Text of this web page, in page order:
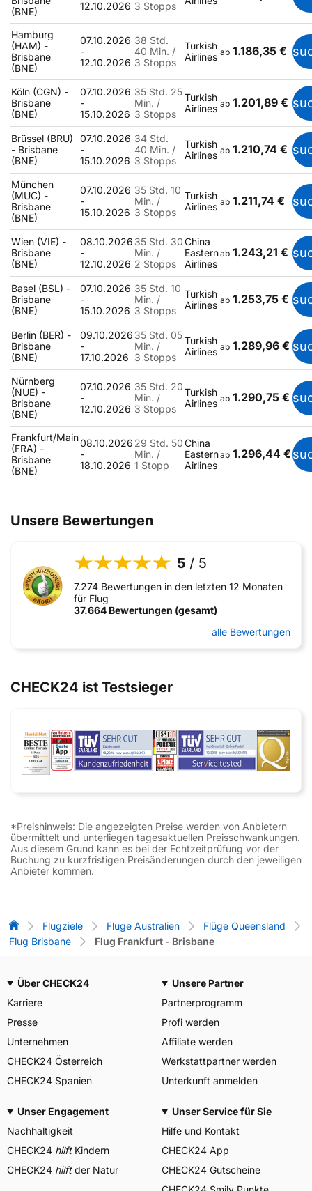
(BNE)
12.10.2026 3 Stopps
Hamburg
(HAM) -
Brisbane
(BNE)
07.10.2026
-
12.10.2026
38 Std.
40 Min. /
3 Stopps
Turkish
Airlines ab 1.186,35 €
Köln (CGN) -
Brisbane
(BNE)
07.10.2026
-
15.10.2026
35 Std. 25
Min. /
3 Stopps
Turkish
Airlines ab 1.201,89 €
Brüssel (BRU)
- Brisbane
(BNE)
07.10.2026
-
15.10.2026
34 Std.
40 Min. /
3 Stopps
Turkish
Airlines ab 1.210,74 €
München
(MUC) -
Brisbane
(BNE)
07.10.2026
-
15.10.2026
35 Std. 10
Min. /
3 Stopps
Turkish
Airlines ab 1.211,74 €
Wien (VIE) -
Brisbane
(BNE)
08.10.2026
-
12.10.2026
35 Std. 30
Min. /
2 Stopps
China
Eastern
Airlines
ab 1.243,21 €
Basel (BSL) -
Brisbane
(BNE)
07.10.2026
-
15.10.2026
35 Std. 10
Min. /
3 Stopps
Turkish
Airlines ab 1.253,75 €
Berlin (BER) -
Brisbane
(BNE)
09.10.2026
-
17.10.2026
35 Std. 05
Min. /
3 Stopps
Turkish
Airlines ab 1.289,96 €
Nürnberg
(NUE) -
Brisbane
(BNE)
07.10.2026
-
12.10.2026
35 Std. 20
Min. /
3 Stopps
Turkish
Airlines ab 1.290,75 €
Frankfurt/Main
(FRA) -
Brisbane
(BNE)
08.10.2026
-
18.10.2026
29 Std. 50
Min. /
1 Stopp
China
Eastern
Airlines
ab 1.296,44 €
Unsere Bewertungen
5 / 5
7.274 Bewertungen in den letzten 12 Monaten
für Flug
37.664 Bewertungen (gesamt)
alle Bewertungen
CHECK24 ist Testsieger
*Preishinweis: Die angezeigten Preise werden von Anbietern
übermittelt und unterliegen tagesaktuellen Preisschwankungen.
Aus diesem Grund kann es bei der Echtzeitprüfung vor der
Buchung zu kurzfristigen Preisänderungen durch den jeweiligen
Anbieter kommen.
Flug-Vergleich
Flugziele Flüge Australien
Flüge Queensland
Flug Brisbane
Flug Frankfurt - Brisbane
Über CHECK24
Karriere
Presse
Unternehmen
CHECK24 Österreich
CHECK24 Spanien
Unsere Partner
Partnerprogramm
Profi werden
Affiliate werden
Werkstattpartner werden
Unterkunft anmelden
Unser Engagement
Nachhaltigkeit
CHECK24 hilftKindern
CHECK24 hilftder Natur
Unser Service für Sie
Hilfe und Kontakt
CHECK24 App
CHECK24 Gutscheine